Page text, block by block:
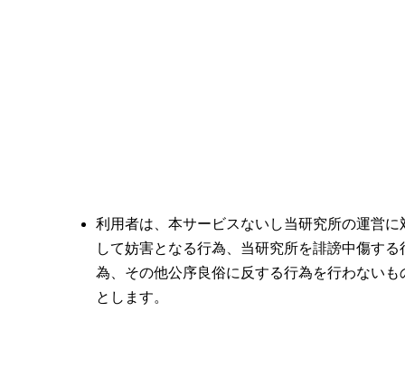
利用者は、本サービスないし当研究所の運営に
して妨害となる行為、当研究所を誹謗中傷する
為、その他公序良俗に反する行為を行わないも
とします。